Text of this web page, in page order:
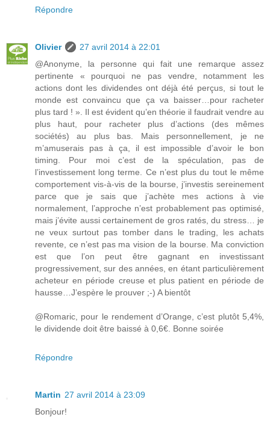
Répondre
Olivier
27 avril 2014 à 22:01
@Anonyme, la personne qui fait une remarque assez
pertinente « pourquoi ne pas vendre, notamment les
actions dont les dividendes ont déjà été perçus, si tout le
monde est convaincu que ça va baisser…pour racheter
plus tard ! ». Il est évident qu’en théorie il faudrait vendre au
plus haut, pour racheter plus d’actions (des mêmes
sociétés) au plus bas. Mais personnellement, je ne
m’amuserais pas à ça, il est impossible d’avoir le bon
timing. Pour moi c’est de la spéculation, pas de
l’investissement long terme. Ce n’est plus du tout le même
comportement vis-à-vis de la bourse, j’investis sereinement
parce que je sais que j’achète mes actions à vie
normalement, l’approche n’est probablement pas optimisé,
mais j’évite aussi certainement de gros ratés, du stress… je
ne veux surtout pas tomber dans le trading, les achats
revente, ce n’est pas ma vision de la bourse. Ma conviction
est que l’on peut être gagnant en investissant
progressivement, sur des années, en étant particulièrement
acheteur en période creuse et plus patient en période de
hausse…J’espère le prouver ;-) A bientôt
@Romaric, pour le rendement d’Orange, c’est plutôt 5,4%,
le dividende doit être baissé à 0,6€. Bonne soirée
Répondre
Martin 27 avril 2014 à 23:09
Bonjour!